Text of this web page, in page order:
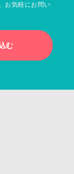
お気軽にお問い
む